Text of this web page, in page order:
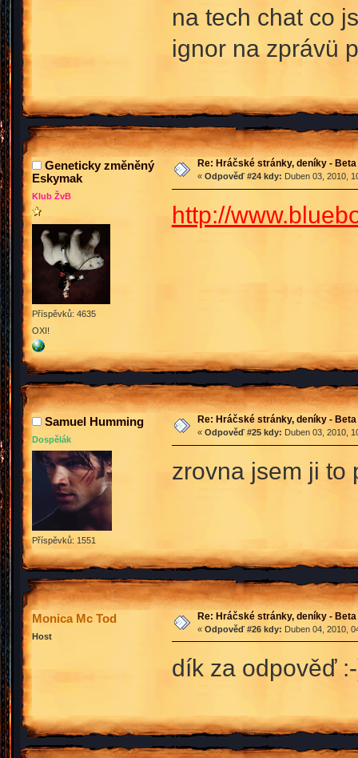
na tech chat co
ignor na zprávü
Geneticky změněný
Eskymak
Klub ŽvB
Příspěvků: 4635
OXI!
Re: Hráčské stránky, deníky - Beta
« Odpověď #24 kdy: Duben 03, 2010,
http://
Samuel Humming
Dospělák
Příspěvků: 1551
Re: Hráčské stránky, deníky - Beta
« Odpověď #25 kdy: Duben 03, 2010,
zrovna jsem ji
Monica Mc Tod
Host
Re: Hráčské stránky, deníky - Beta
« Odpověď #26 kdy: Duben 04, 2010,
dík za odpověď